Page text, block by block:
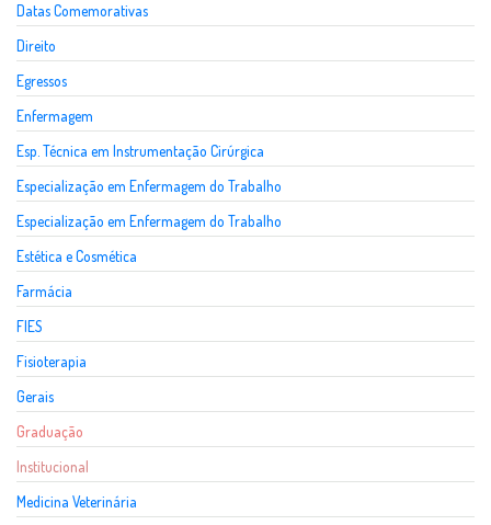
Datas Comemorativas
Direito
Egressos
Enfermagem
Esp. Técnica em Instrumentação Cirúrgica
Especialização em Enfermagem do Trabalho
Especialização em Enfermagem do Trabalho
Estética e Cosmética
Farmácia
FIES
Fisioterapia
Gerais
Graduação
Institucional
Medicina Veterinária